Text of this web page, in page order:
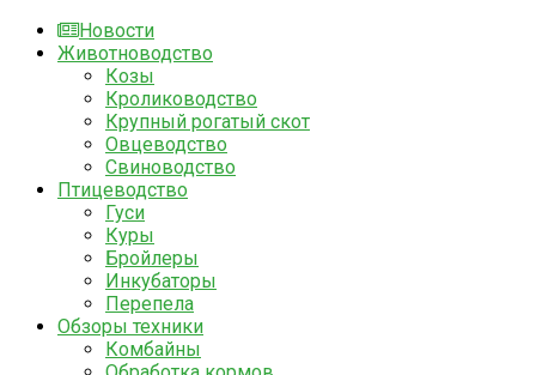
Новости
Животноводство
Козы
Кролиководство
Крупный рогатый скот
Овцеводство
Свиноводство
Птицеводство
Гуси
Куры
Бройлеры
Инкубаторы
Перепела
Обзоры техники
Комбайны